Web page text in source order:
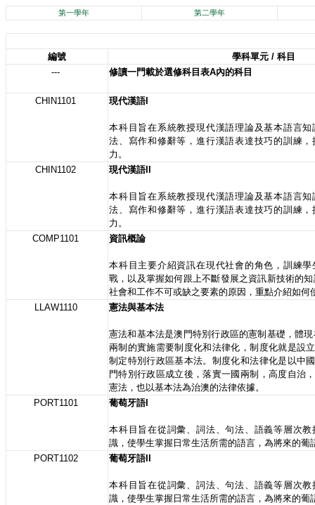
第一學年 第二學年
編號
學科單元 / 科目
---
修讀一門載於選修科目表A內的科目
CHIN1101 現代漢語I
本科目旨在系統教授現代漢語理論及基本語言
法、寫作和修辭等，進行漢語表達技巧的訓練
力。
CHIN1102
現代漢語II
本科目旨在系統教授現代漢語理論及基本語言
法、寫作和修辭等，進行漢語表達技巧的訓練
力。
COMP1101
資訊概論
本科目主要介紹資訊在現代社會的角色，訓練
戰，以及掌握如何跟上不斷發展之資訊新技術的
社會和工作不可或缺之要素的原因，重點介紹如何
LLAW1110
憲法與基本法
憲法和基本法是澳門特別行政區的憲制基礎，體
兩制的實施需要制度化和法律化，制度化就是設
制定特別行政區基本法。制度化和法律化是以中
門特別行政區成立後，落實一國兩制，高度自治
憲法，也以基本法為治澳的法律依據。
PORT1101
葡萄牙語I
本科目旨在從詞彙、詞法、句法、語義等層次
識，使學生掌握日常生活所需的語言，為將來的葡
PORT1102
葡萄牙語II
本科目旨在從詞彙、詞法、句法、語義等層次
識，使學生掌握日常生活所需的語言，為將來的葡